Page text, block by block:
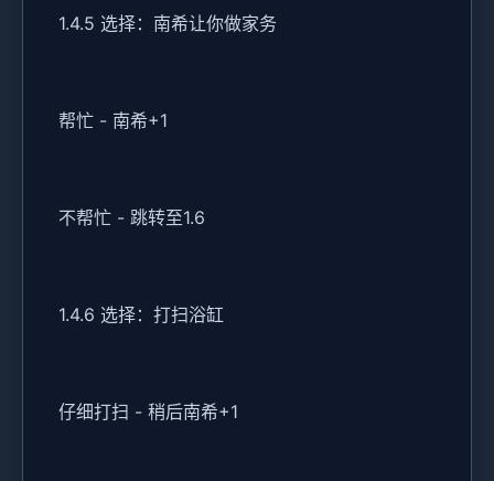
1.4.5 选择：南希让你做家务
帮忙 - 南希+1
不帮忙 - 跳转至1.6
1.4.6 选择：打扫浴缸
仔细打扫 - 稍后南希+1